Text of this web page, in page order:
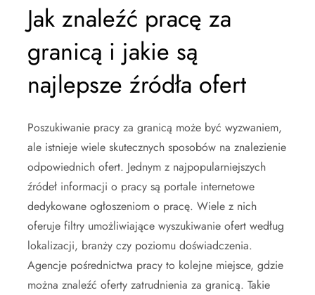
Jak znaleźć pracę za
granicą i jakie są
najlepsze źródła ofert
Poszukiwanie pracy za granicą może być wyzwaniem,
ale istnieje wiele skutecznych sposobów na znalezienie
odpowiednich ofert. Jednym z najpopularniejszych
źródeł informacji o pracy są portale internetowe
dedykowane ogłoszeniom o pracę. Wiele z nich
oferuje filtry umożliwiające wyszukiwanie ofert według
lokalizacji, branży czy poziomu doświadczenia.
Agencje pośrednictwa pracy to kolejne miejsce, gdzie
można znaleźć oferty zatrudnienia za granicą. Takie